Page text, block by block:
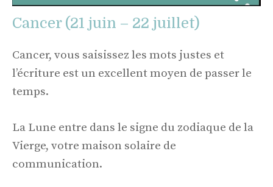
Cancer (21 juin – 22 juillet)
Cancer, vous saisissez les mots justes et
l’écriture est un excellent moyen de passer le
temps.
La Lune entre dans le signe du zodiaque de la
Vierge, votre maison solaire de
communication.